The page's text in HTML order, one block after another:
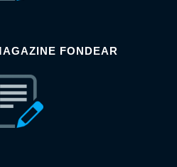
FONDEAR